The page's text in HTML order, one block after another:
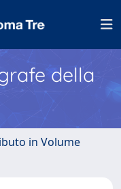
della
in Volume